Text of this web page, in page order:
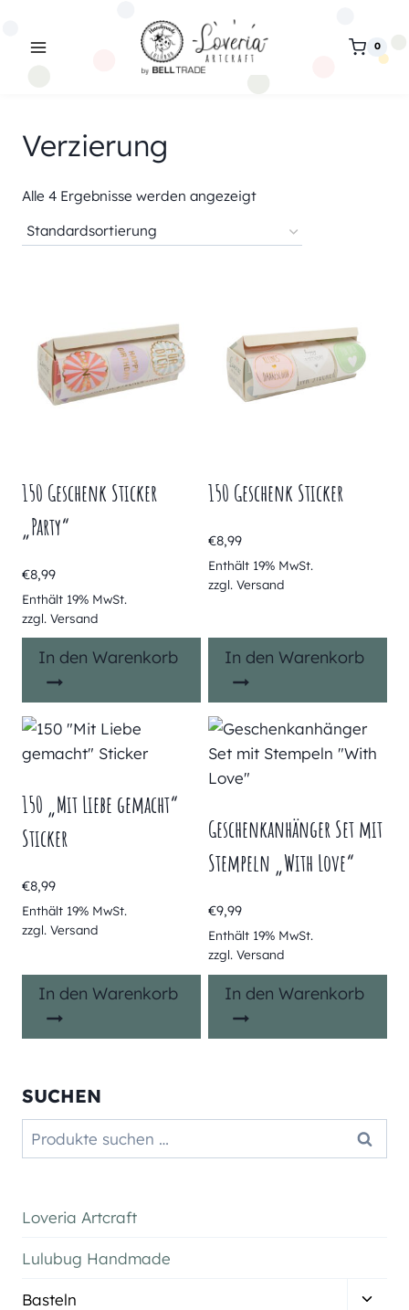
0
Verzierung
Alle 4 Ergebnisse werden angezeigt
150 Geschenk Sticker
„Party“
€8,99
Enthält 19% MwSt.
zzgl. Versand
In den Warenkorb
150 Geschenk Sticker
€8,99
Enthält 19% MwSt.
zzgl. Versand
In den Warenkorb
150 „Mit Liebe gemacht“
Sticker
€8,99
Enthält 19% MwSt.
zzgl. Versand
In den Warenkorb
Geschenkanhänger Set mit
Stempeln „With Love“
€9,99
Enthält 19% MwSt.
zzgl. Versand
In den Warenkorb
SUCHEN
Suchen
nach:
Suchen
Loveria Artcraft
Lulubug Handmade
Basteln